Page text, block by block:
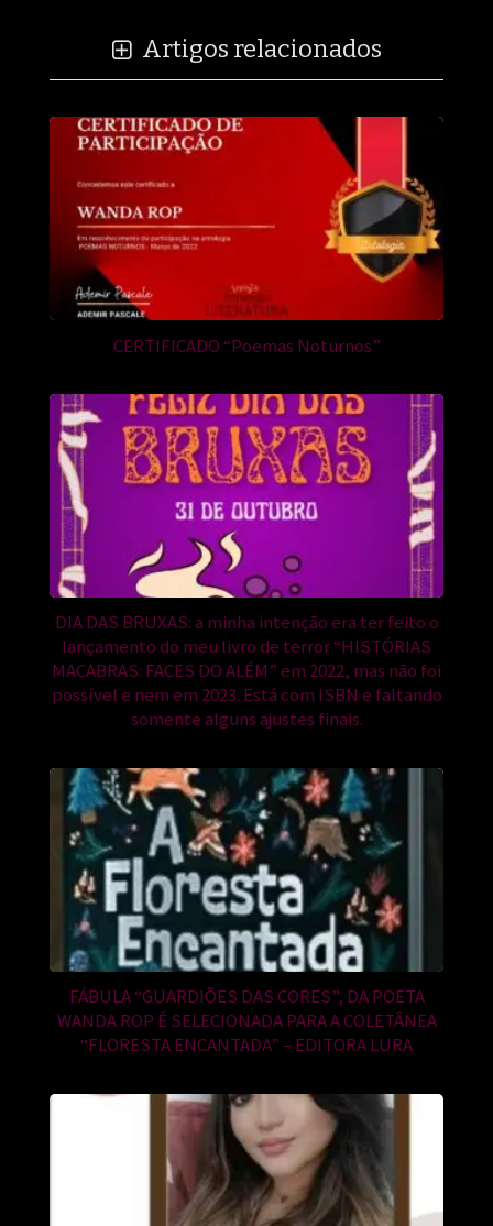
Artigos relacionados
CERTIFICADO “Poemas Noturnos”
DIA DAS BRUXAS: a minha intenção era ter feito o
lançamento do meu livro de terror “HISTÓRIAS
MACABRAS: FACES DO ALÉM” em 2022, mas não foi
possível e nem em 2023. Está com ISBN e faltando
somente alguns ajustes finais.
FÁBULA “GUARDIÕES DAS CORES”, DA POETA
WANDA ROP É SELECIONADA PARA A COLETÂNEA
“FLORESTA ENCANTADA” – EDITORA LURA